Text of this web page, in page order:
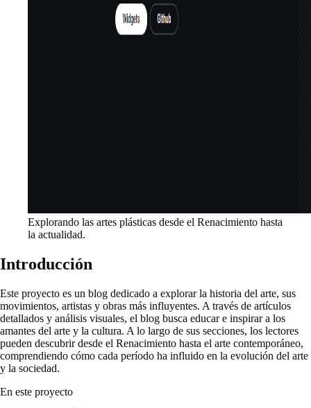
Explorando las artes plásticas desde el Renacimiento hasta
la actualidad.
Introducción
Este proyecto es un blog dedicado a explorar la historia del arte, sus
movimientos, artistas y obras más influyentes. A través de artículos
detallados y análisis visuales, el blog busca educar e inspirar a los
amantes del arte y la cultura. A lo largo de sus secciones, los lectores
pueden descubrir desde el Renacimiento hasta el arte contemporáneo,
comprendiendo cómo cada período ha influido en la evolución del arte
y la sociedad.
En este proyecto